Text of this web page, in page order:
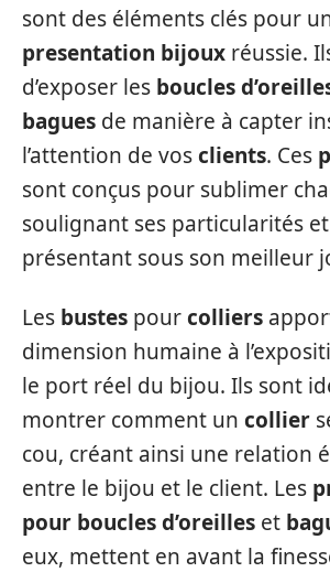
sont des éléments clés pour
presentation bijoux réussie.
d’exposer les boucles
bagues de manière à capter
l’attention de vosclients. Ces
sont conçus pour sublimer
soulignant ses particularités
présentant sous son meilleur
Les bustes pourcolliers
dimension humaine à
le port réel du bijou. Ils sont
montrer comment un collier
cou, créant ainsi une relation
entre le bijou et le client. Les
pour boucles d’oreilles et
eux, mettent en avant la